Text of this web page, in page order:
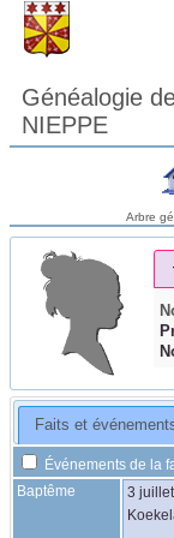
Généalogie
NIEPPE
Arbre
Faits et
Événements de la
Baptême
3